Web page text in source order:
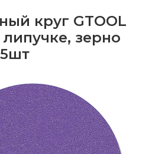
круг GTOOL
липучке, зерно